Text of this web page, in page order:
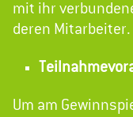
mit ihr
deren Mitarbeiter.
Um am